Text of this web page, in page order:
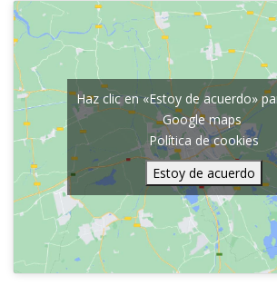
Haz clic en «Estoy de acuerdo»
Google maps
Política de cookies
Estoy de acuerdo